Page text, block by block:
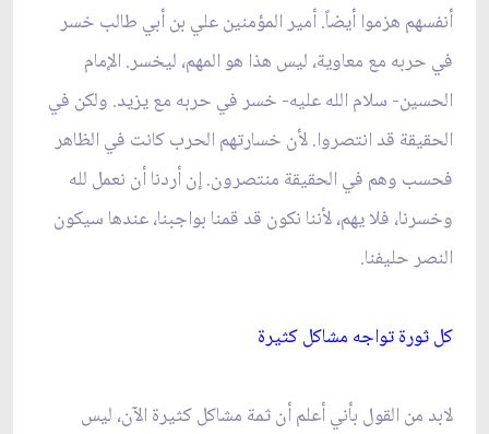
أنفسهم هزموا أيضاً. أمير المؤمنين علي بن أبي طالب خسر
في حربه مع معاوية، ليس هذا هو المهم، ليخسر. الإمام
الحسين- سلام الله عليه- خسر في حربه مع يزيد. ولكن في
الحقيقة قد انتصروا. لأن خسارتهم الحرب كانت في الظاهر
فحسب وهم في الحقيقة منتصرون. إن أردنا أن نعمل لله
وخسرنا، فلا يهم، لأننا نكون قد قمنا بواجبنا، عندها سيكون
النصر حليفنا.
كل ثورة تواجه مشاكل كثيرة
لابد من القول بأني أعلم أن ثمة مشاكل كثيرة الآن، ليس